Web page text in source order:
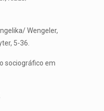
Wengeler,
5-36.
sociográfico em